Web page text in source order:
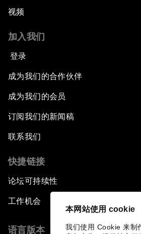
本网站使用 cookie
我们使用 Cookie 来制
视频
加入我们
登录
成为我们的合作伙伴
成为我们的会员
订阅我们的新闻稿
联系我们
快捷链接
论坛可持续性
工作机会
语言版本